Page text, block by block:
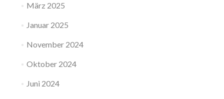
März 2025
Januar 2025
November 2024
Oktober 2024
Juni 2024